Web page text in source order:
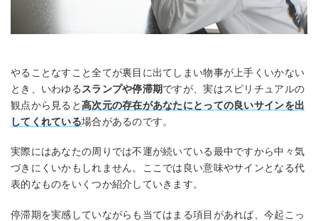
やることなすこと全てが裏目に出てしまい物事が上手くいかない
とき、いわゆる スランプや停滞期ですが、実はスピリチュアルの
観点から見ると高次元の存在があなたにとっての良いサインを出
してくれている場合があるのです。
実際にはあなたの周りでは不運が続いている最中ですから中々気
づきにくいかもしれません。ここでは良い意味やサインとなる代
表的なものをいくつか紹介していきます。
停滞期を実感していながらも当てはまる項目があれば、今起こっ